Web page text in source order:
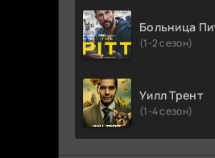
Больница
(1-2 сезон)
Уилл Трент
(1-4 сезон)